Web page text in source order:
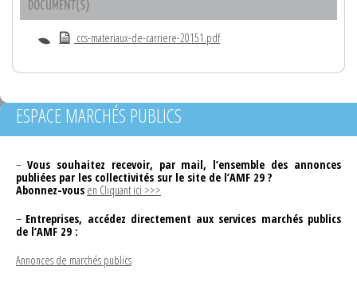
DOCUMENT(S)
ccs-materiaux-de-carriere-20151.pdf
ESPACE MARCHÉS PUBLICS
– Vous souhaitez recevoir, par mail, l’ensemble des annonces
publiées par les collectivités sur le site de l’AMF 29 ?
Abonnez-vous en Cliquant ici >>>
– Entreprises, accédez directement aux services marchés publics
de l’AMF 29 :
Annonces de marchés publics